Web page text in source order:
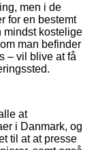
men i de
for en bestemt
mindst kostelige
man befinder
– vil blive at få
at
i Danmark, og
til at at presse